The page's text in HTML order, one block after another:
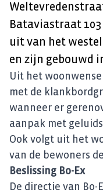
Bataviastraat
uit van het
en zijn gebouwd
Uit het
met de
wanneer er
aanpak met
Ook volgt uit het
van de bewoners
Beslissing Bo-Ex
De directie van